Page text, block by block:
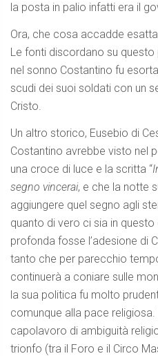
la posta in palio infatti era il
Ora, che cosa accadde
Le fonti discordano su
nel sonno Costantino fu
scudi dei suoi soldati con un
Cristo.
Un altro storico, Eusebio di
Costantino avrebbe visto nel
una croce di luce e la scritta “
segno vincerai, e che la notte
aggiungere quel segno agli
quanto di vero ci sia in
profonda fosse l’adesione di
tanto che per parecchio
continuerà a coniare sulle
la sua politica fu molto
comunque alla pace
capolavoro di ambiguità
trionfo (tra il Foro e il Circo